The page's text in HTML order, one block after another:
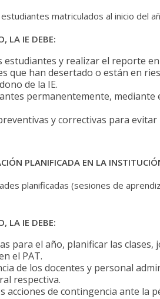
matriculados al inicio del
LA IE DEBE:
y realizar el reporte en
que han desertado o están en
de la IE.
permanentemente, mediante
y correctivas para
PLANIFICADA EN LA
planificadas (sesiones de
LA IE DEBE:
para el año, planificar las clases,
el PAT.
de los docentes y personal
respectiva.
acciones de contingencia ante la